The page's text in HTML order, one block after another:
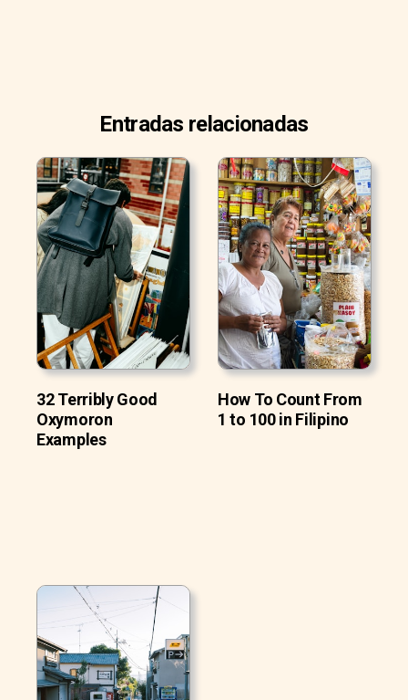
Entradas relacionadas
32 Terribly Good
Oxymoron
Examples
How To Count From
1 to 100 in Filipino